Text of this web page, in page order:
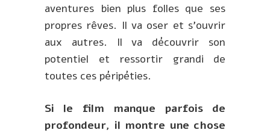
aventures bien plus folles que ses
propres rêves. Il va oser et s’ouvrir
aux autres. Il va découvrir son
potentiel et ressortir grandi de
toutes ces péripéties.
Si le film manque parfois de
profondeur, il montre une chose